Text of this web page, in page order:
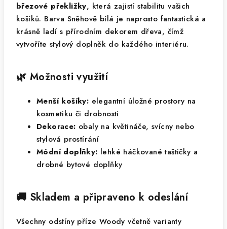
březové překližky, která zajistí stabilitu vašich
košíků. Barva Sněhově bílá je naprosto fantastická a
krásně ladí s přírodním dekorem dřeva, čímž
vytvoříte stylový doplněk do každého interiéru.
🌿 Možnosti využití
Menší košíky: elegantní úložné prostory na
kosmetiku či drobnosti
Dekorace: obaly na květináče, svícny nebo
stylová prostírání
Módní doplňky: lehké háčkované taštičky a
drobné bytové doplňky
🚚 Skladem a připraveno k odeslání
Všechny odstíny příze Woody včetně varianty